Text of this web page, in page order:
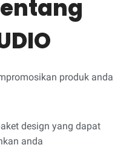
produk anda
design yang dapat
anda